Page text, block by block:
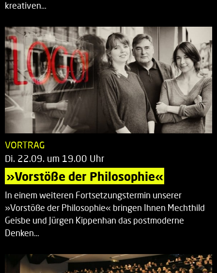
kreativen…
VORTRAG
Di. 22.09. um 19.00 Uhr
»Vorstöße der Philosophie«
In einem weiteren Fortsetzungstermin unserer
»Vorstöße der Philosophie« bringen Ihnen Mechthild
Geisbe und Jürgen Kippenhan das postmoderne
Denken…